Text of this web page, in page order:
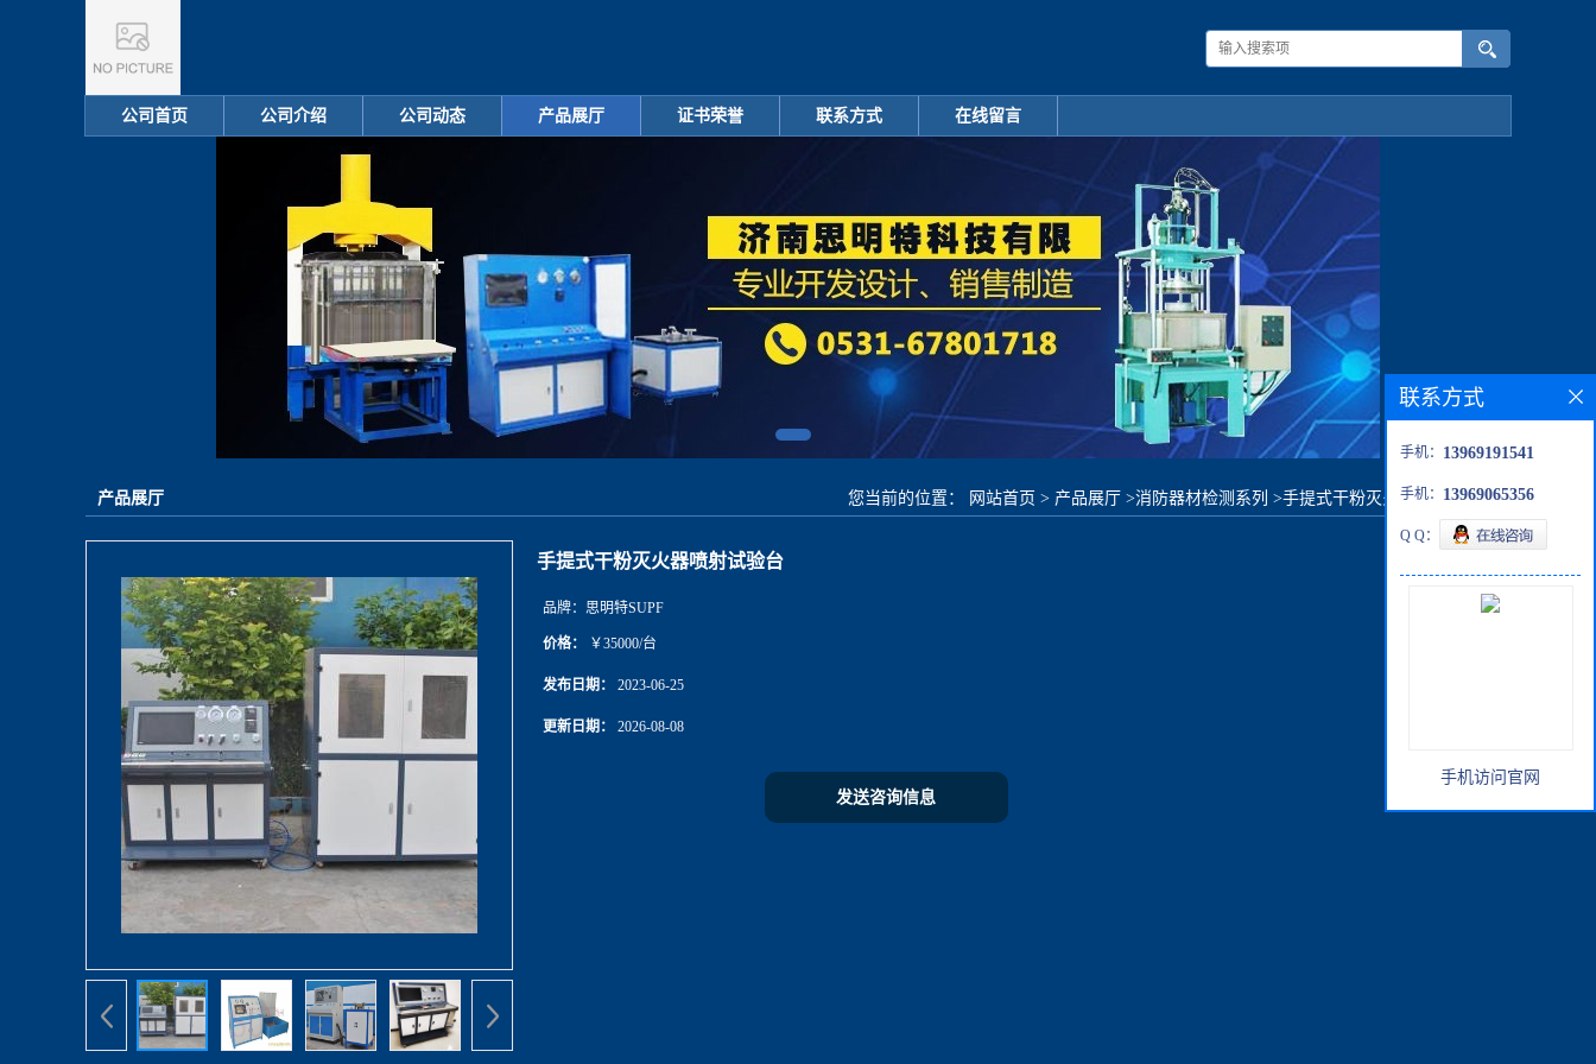
公司首页 公司介绍 公司动态 产品展厅 证书荣誉 联系方式 在线留言
产品展厅 您当前的位置： 网站首页 > 产品展厅 >消防器材检测系列 >手提式干粉灭火器喷射试验台
手提式干粉灭火器喷射试验台
品牌： 思明特SUPF
价格： ￥35000/台
发布日期： 2023-06-25
更新日期： 2026-08-08
发送咨询信息
联系方式
手机： 13969191541
手机： 13969065356
Q Q：
手机访问官网